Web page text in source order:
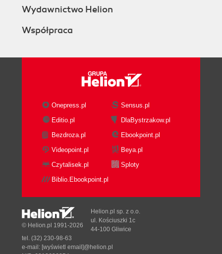
Wydawnictwo Helion
Współpraca
Onepress.pl
Sensus.pl
Editio.pl
DlaBystrzakow.pl
Bezdroza.pl
Ebookpoint.pl
Videopoint.pl
Beya.pl
Czytalisek.pl
Sploty
Biblio.Ebookpoint.pl
© Helion.pl 1991-2026
Helion.pl sp. z o.o.
ul. Kościuszki 1c
44-100 Gliwice
tel. (32) 230-98-63
e-mail: [wyświetl email]@helion.pl